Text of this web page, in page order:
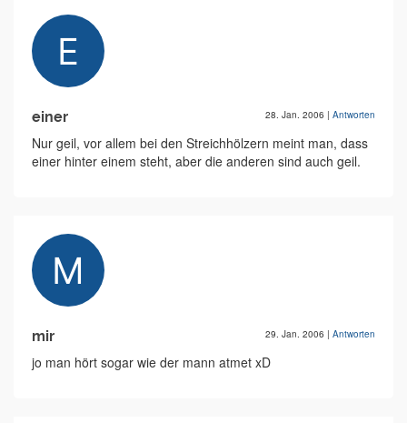
einer 28. Jan. 2006 | Antworten
Nur geil, vor allem bei den Streichhölzern meint man, dass
einer hinter einem steht, aber die anderen sind auch geil.
mir 29. Jan. 2006 | Antworten
jo man hört sogar wie der mann atmet xD